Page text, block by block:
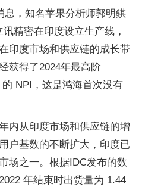
息，知名苹果分析师郭明錤
精密在印度设立生产线，
印度市场和供应链的成长带
获得了2024年最高阶
NPI，这是鸿海首次没有
内从印度市场和供应链的增
户基数的不断扩大，印度已
场之一。根据IDC发布的数
年结束时出货量为 1.44